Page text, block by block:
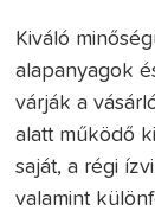
Kiváló
alapanyagok
várják a
alatt működő
saját, a régi
valamint